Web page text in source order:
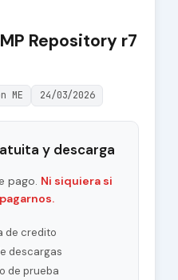
Repository r7
ME 24/03/2026
y descarga
pago. Ni siquiera si
de credito
descargas
de prueba